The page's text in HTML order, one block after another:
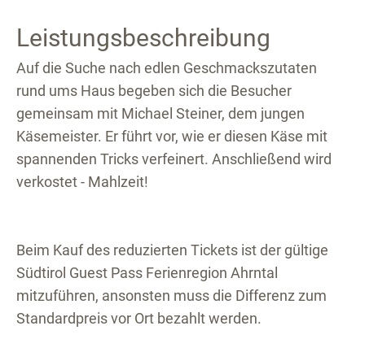
Leistungsbeschreibung
Auf die Suche nach edlen Geschmackszutaten
rund ums Haus begeben sich die Besucher
gemeinsam mit Michael Steiner, dem jungen
Käsemeister. Er führt vor, wie er diesen Käse mit
spannenden Tricks verfeinert. Anschließend wird
verkostet - Mahlzeit!
Beim Kauf des reduzierten Tickets ist der gültige
Südtirol Guest Pass Ferienregion Ahrntal
mitzuführen, ansonsten muss die Differenz zum
Standardpreis vor Ort bezahlt werden.